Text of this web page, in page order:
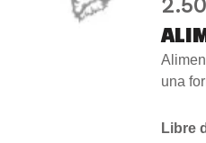
2.50
una
Libre